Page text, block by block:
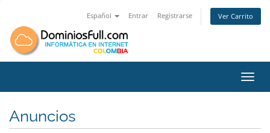
Español Entrar Registrarse Ver Carrito
Anuncios